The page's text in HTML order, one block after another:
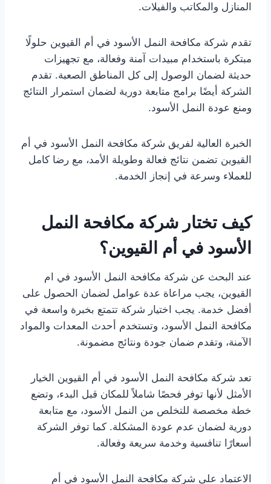
المنازل والمكاتب والفيلات.
تقدم شركة مكافحة النمل الأسود في أم القيوين حلولًا
مبتكرة باستخدام مبيدات آمنة وفعالة، مع تجهيزات
حديثة لضمان الوصول إلى كل المناطق الصعبة. تقدم
الشركة أيضًا برامج متابعة دورية لضمان استمرار النتائج
ومنع عودة النمل الأسود.
الخبرة العالية لفريق شركة مكافحة النمل الأسود في أم
القيوين تضمن نتائج فعالة وطويلة الأمد، مع رضا كامل
للعملاء وسرعة في إنجاز الخدمة.
كيف تختار شركة مكافحة النمل
الأسود في أم القيوين؟
عند البحث عن شركة مكافحة النمل الأسود في ام
القيوين، يجب مراعاة عدة عوامل لضمان الحصول على
أفضل خدمة. يجب اختيار شركة تتمتع بخبرة واسعة في
مكافحة النمل الأسود، وتستخدم أحدث المعدات والمواد
الآمنة، وتقدم ضمان جودة ونتائج مضمونة.
تعد شركة مكافحة النمل الأسود في أم القيوين الخيار
الأمثل لأنها توفر فحصًا شاملاً للمكان قبل البدء، وتضع
خطة مخصصة للتخلص من النمل الأسود، مع متابعة
دورية لضمان عدم عودة المشكلة. كما توفر الشركة
أسعارًا تنافسية وخدمة سريعة وفعالة.
الاعتماد على شركة مكافحة النمل الأسود في أم